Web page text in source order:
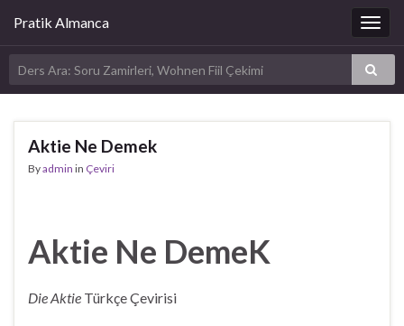
Pratik Almanca
Aktie Ne Demek
Byadmin in Çeviri
Aktie Ne DemeK
Die Aktie Türkçe Çevirisi